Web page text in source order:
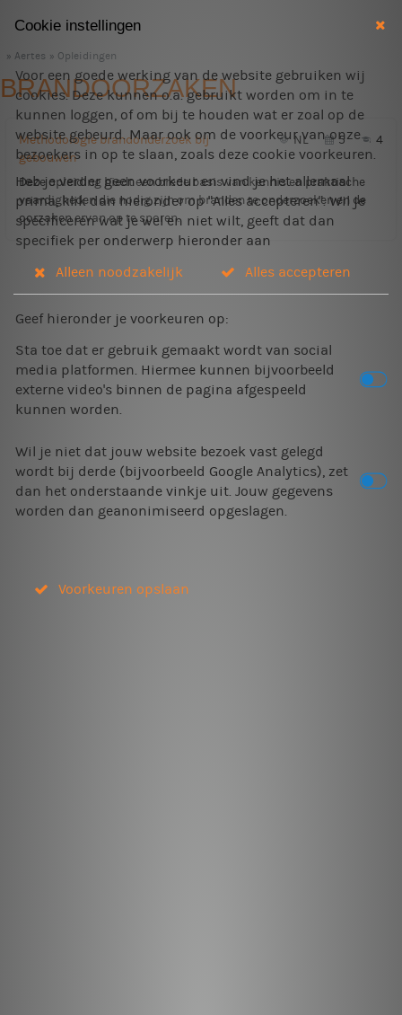
Aertes Opleidingen
BRANDOORZAKEN
Methodologie brandonderzoek bij
gebouwen
NL 5 4
Deze opleiding biedt een brede basis van kennis en praktische
vaardigheden die nodig zijn om branden te onderzoeken en de
oorzaken ervan op te sporen.
Cookie instellingen
Voor een goede werking van de website gebruiken wij
cookies. Deze kunnen o.a. gebruikt worden om in te
kunnen loggen, of om bij te houden wat er zoal op de
website gebeurd. Maar ook om de voorkeur van onze
bezoekers in op te slaan, zoals deze cookie voorkeuren.
Heb je verder geen voorkeur en vind je het allemaal
prima, klik dan hieronder op "Alles accepteren". Wil je
specificeren wat je wel en niet wilt, geeft dat dan
specifiek per onderwerp hieronder aan
Alleen noodzakelijk
Alles accepteren
Geef hieronder je voorkeuren op:
Sta toe dat er gebruik gemaakt wordt van social
media platformen. Hiermee kunnen bijvoorbeeld
externe video's binnen de pagina afgespeeld
kunnen worden.
Wil je niet dat jouw website bezoek vast gelegd
wordt bij derde (bijvoorbeeld Google Analytics), zet
dan het onderstaande vinkje uit. Jouw gegevens
worden dan geanonimiseerd opgeslagen.
Voorkeuren opslaan